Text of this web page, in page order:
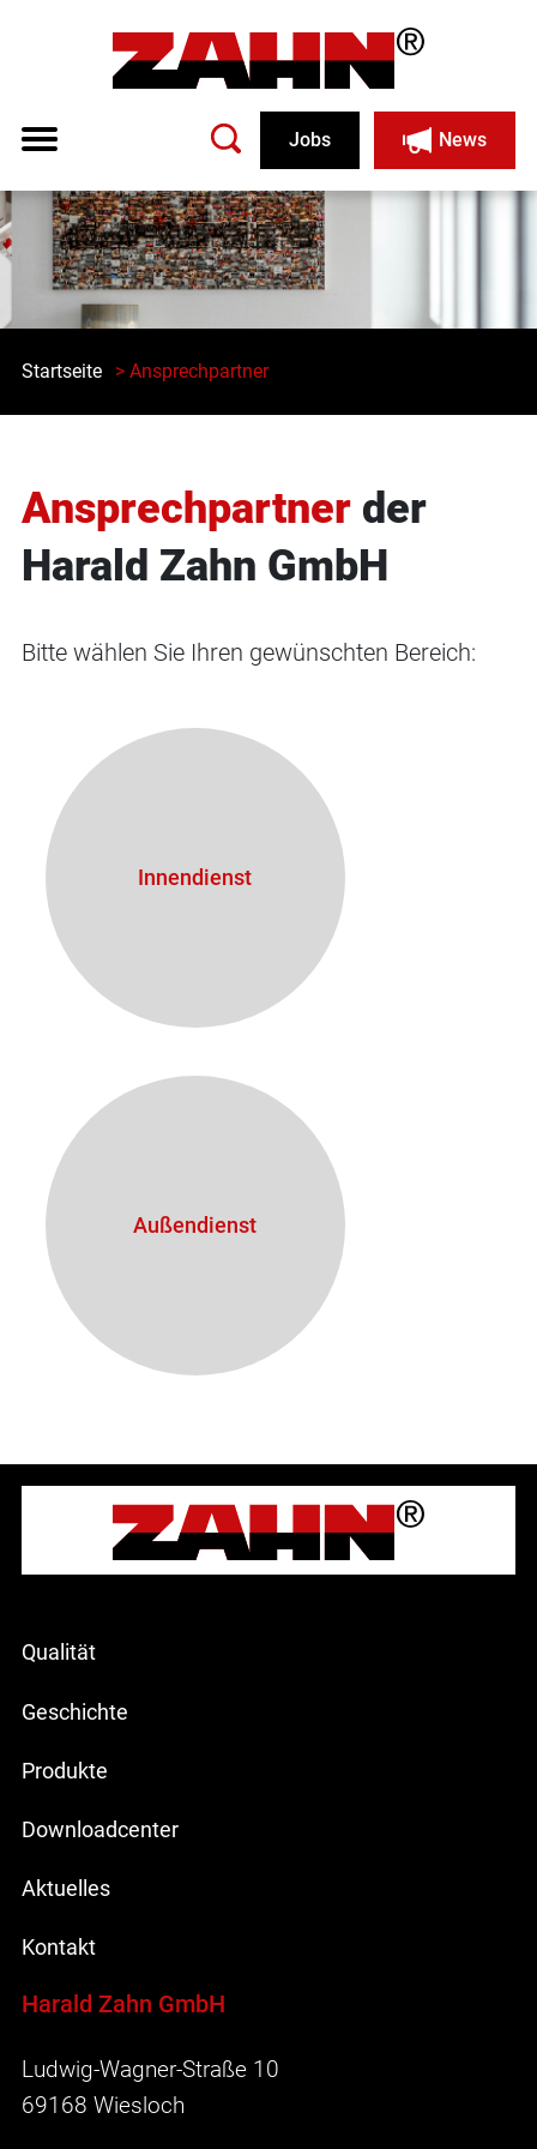
Jobs News
Startseite > Ansprechpartner
Ansprechpartnerder
Harald Zahn GmbH
Bitte wählen Sie Ihren gewünschten Bereich:
Innendienst
Außendienst
Qualität
Geschichte
Produkte
Downloadcenter
Aktuelles
Kontakt
Harald Zahn GmbH
Ludwig-Wagner-Straße 10
69168 Wiesloch